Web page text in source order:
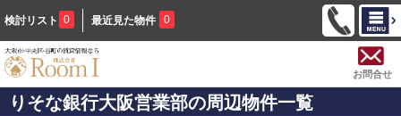
検討リスト 0 最近見た物件 0
お問合せ
りそな銀行大阪営業部の周辺物件一覧